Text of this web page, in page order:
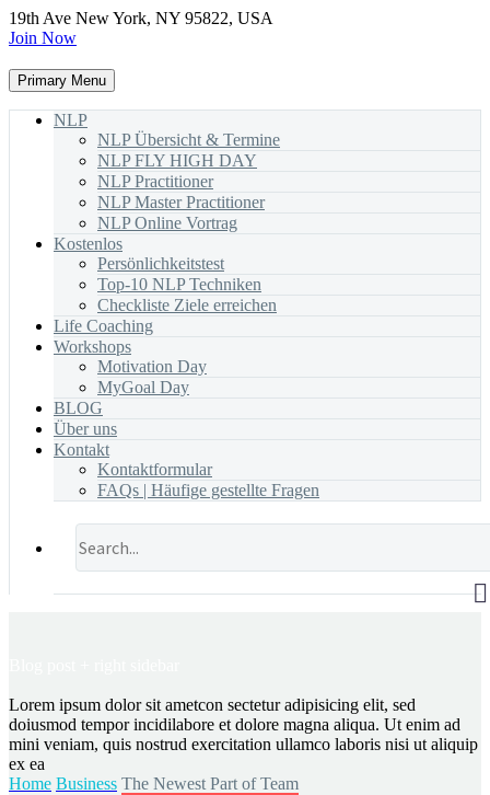
19th Ave New York, NY 95822, USA
Join Now
Primary Menu
NLP
NLP Übersicht & Termine
NLP FLY HIGH DAY
NLP Practitioner
NLP Master Practitioner
NLP Online Vortrag
Kostenlos
Persönlichkeitstest
Top-10 NLP Techniken
Checkliste Ziele erreichen
Life Coaching
Workshops
Motivation Day
MyGoal Day
BLOG
Über uns
Kontakt
Kontaktformular
FAQs | Häufige gestellte Fragen
Lorem ipsum dolor sit ametcon sectetur adipisicing elit, sed
doiusmod tempor incidilabore et dolore magna aliqua. Ut enim ad
mini veniam, quis nostrud exercitation ullamco laboris nisi ut aliquip
ex ea
Home Business The Newest Part of Team